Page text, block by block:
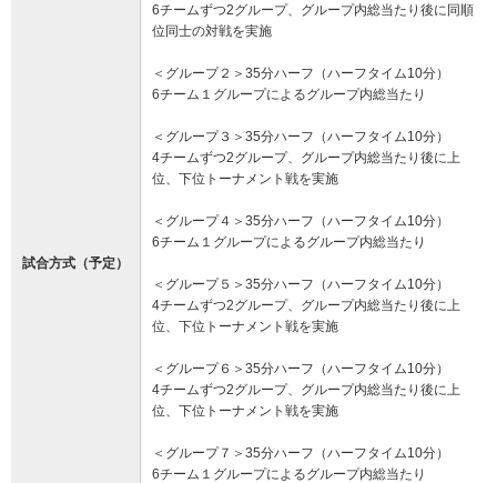
試合方式（予定）
6チームずつ2グループ、グループ内総当たり後に同順
位同士の対戦を実施
＜グループ２＞35分ハーフ（ハーフタイム10分）
6チーム１グループによるグループ内総当たり
＜グループ３＞35分ハーフ（ハーフタイム10分）
4チームずつ2グループ、グループ内総当たり後に上
位、下位トーナメント戦を実施
＜グループ４＞35分ハーフ（ハーフタイム10分）
6チーム１グループによるグループ内総当たり
＜グループ５＞35分ハーフ（ハーフタイム10分）
4チームずつ2グループ、グループ内総当たり後に上
位、下位トーナメント戦を実施
＜グループ６＞35分ハーフ（ハーフタイム10分）
4チームずつ2グループ、グループ内総当たり後に上
位、下位トーナメント戦を実施
＜グループ７＞35分ハーフ（ハーフタイム10分）
6チーム１グループによるグループ内総当たり